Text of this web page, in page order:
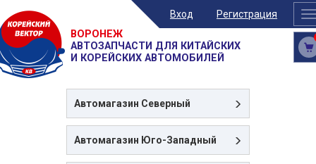
Вход Регистрация
ВОРОНЕЖ
АВТОЗАПЧАСТИ ДЛЯ КИТАЙСКИХ
И КОРЕЙСКИХ АВТОМОБИЛЕЙ
Автомагазин Северный
Автомагазин Юго-Западный